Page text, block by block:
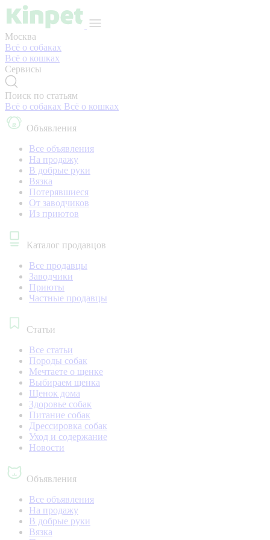
Москва
Всё о собаках
Всё о кошках
Сервисы
Поиск по статьям
Всё о собаках Всё о кошках
Объявления
Все объявления
На продажу
В добрые руки
Вязка
Потерявшиеся
От заводчиков
Из приютов
Каталог продавцов
Все продавцы
Заводчики
Приюты
Частные продавцы
Статьи
Все статьи
Породы собак
Мечтаете о щенке
Выбираем щенка
Щенок дома
Здоровье собак
Питание собак
Дрессировка собак
Уход и содержание
Новости
Объявления
Все объявления
На продажу
В добрые руки
Вязка